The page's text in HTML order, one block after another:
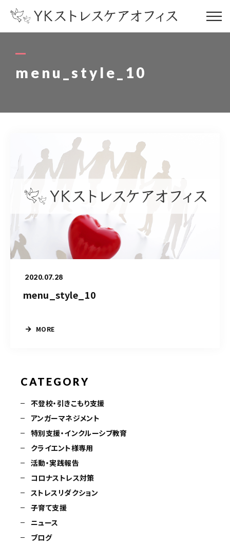
menu_style_10
2020.07.28
menu_style_10
MORE
CATEGORY
不登校・引きこもり支援
アンガーマネジメント
特別支援・インクルーシブ教育
クライエント様専用
活動・実践報告
コロナストレス対策
ストレスリダクション
子育て支援
ニュース
ブログ
コンセプト
サービス内容
service
代表プロフィール
profile
ストレスケアブログ
blog
オフィス情報
office
クライエント様
ご予約はこちら